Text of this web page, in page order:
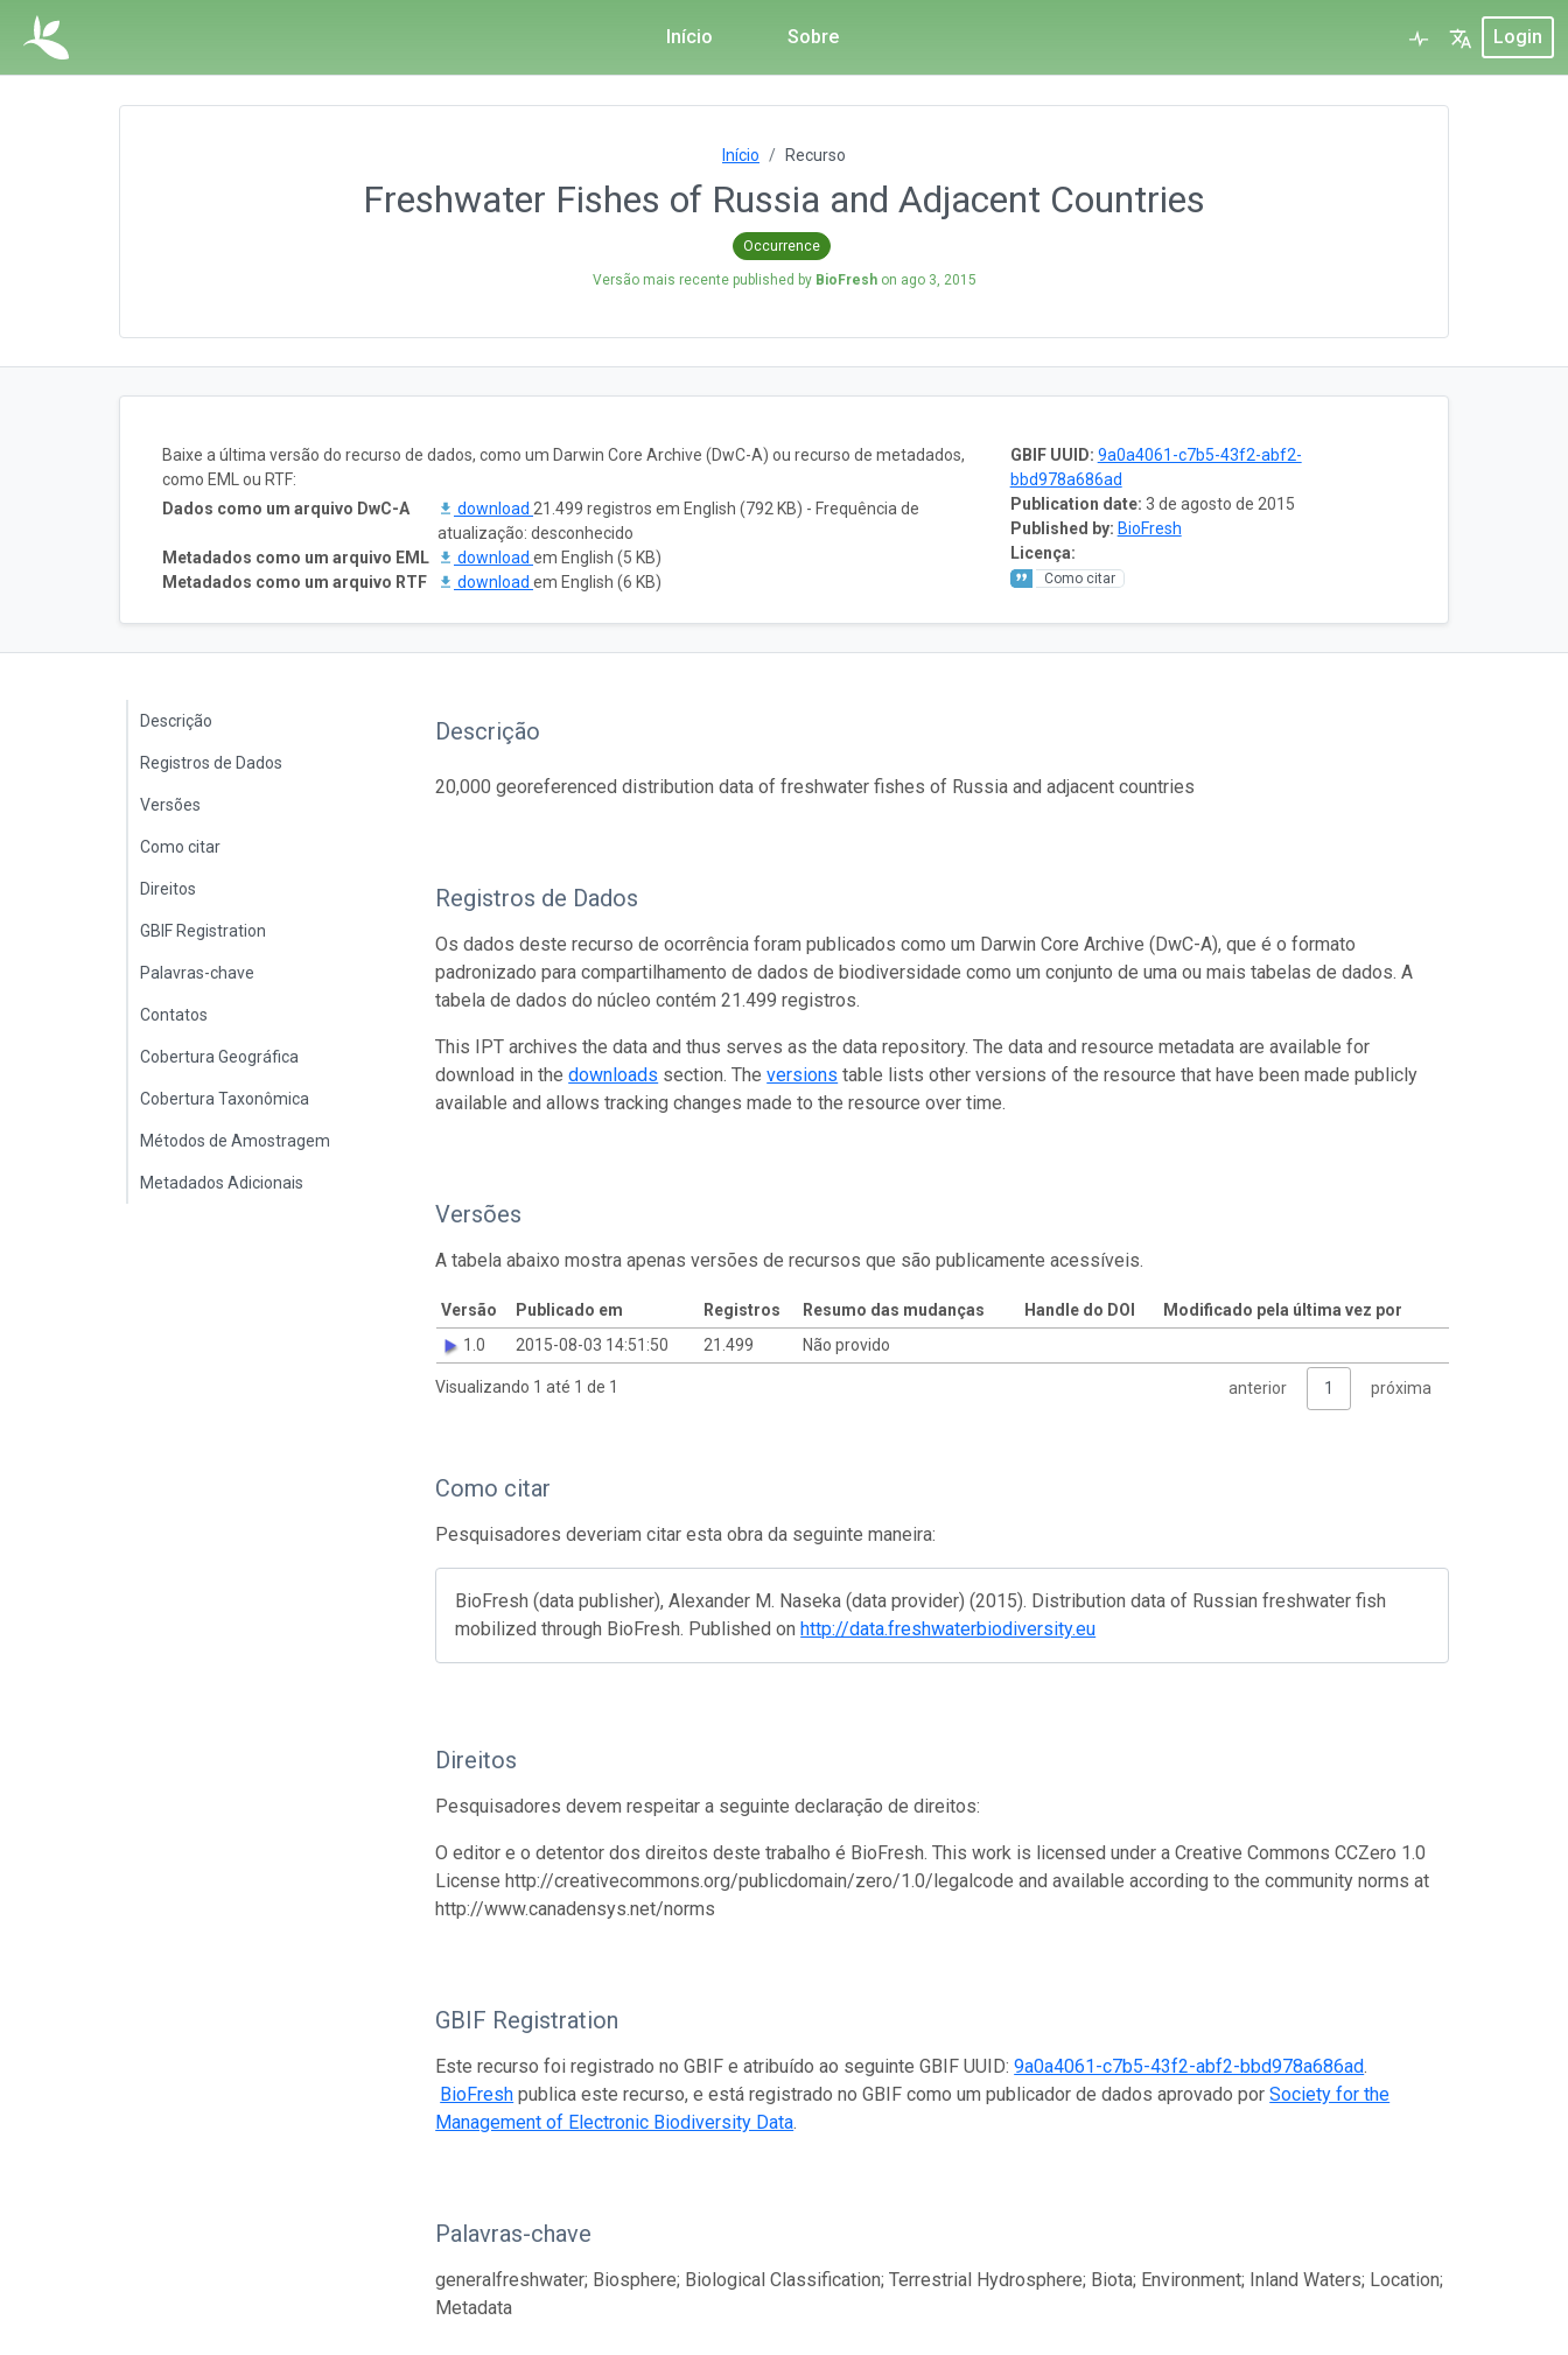
Início Sobre Login
Início Recurso
Freshwater Fishes of Russia and Adjacent Countries
Occurrence
Versão mais recente published by BioFreshon ago 3, 2015
GBIF UUID: 9a0a4061-c7b5-43f2-abf2-
bbd978a686ad
Publication date: 3 de agosto de 2015
Published by: BioFresh
Licença:
Como citar
Baixe a última versão do recurso de dados, como um Darwin Core Archive (DwC-A) ou recurso de metadados,
como EML ou RTF:
Dados como um arquivo DwC-A
download 21.499 registros em English (792 KB) - Frequência de
atualização: desconhecido
Metadados como um arquivo EML
download em English (5 KB)
Metadados como um arquivo RTF
download em English (6 KB)
Descrição
Registros de Dados
Versões
Como citar
Direitos
GBIF Registration
Palavras-chave
Contatos
Cobertura Geográfica
Cobertura Taxonômica
Métodos de Amostragem
Metadados Adicionais
Descrição
20,000 georeferenced distribution data of freshwater fishes of Russia and adjacent countries
Registros de Dados
Os dados deste recurso de ocorrência foram publicados como um Darwin Core Archive (DwC-A), que é o formato
padronizado para compartilhamento de dados de biodiversidade como um conjunto de uma ou mais tabelas de dados. A
tabela de dados do núcleo contém 21.499 registros.
This IPT archives the data and thus serves as the data repository. The data and resource metadata are available for
download in thedownloads section. Theversions table lists other versions of the resource that have been made publicly
available and allows tracking changes made to the resource over time.
Versões
A tabela abaixo mostra apenas versões de recursos que são publicamente acessíveis.
Versão Publicado em Registros Resumo das mudanças Handle do DOI
Modificado pela última vez por
1.0
2015-08-03 14:51:50 21.499 Não provido
Visualizando 1 até 1 de 1 anterior 1 próxima
Como citar
Pesquisadores deveriam citar esta obra da seguinte maneira:
BioFresh (data publisher), Alexander M. Naseka (data provider) (2015). Distribution data of Russian freshwater fish
mobilized through BioFresh. Published on http://data.freshwaterbiodiversity.eu
Direitos
Pesquisadores devem respeitar a seguinte declaração de direitos:
O editor e o detentor dos direitos deste trabalho é BioFresh. This work is licensed under a Creative Commons CCZero 1.0
License http://creativecommons.org/publicdomain/zero/1.0/legalcode and available according to the community norms at
http://www.canadensys.net/norms
GBIF Registration
Este recurso foi registrado no GBIF e atribuído ao seguinte GBIF UUID:9a0a4061-c7b5-43f2-abf2-bbd978a686ad.
BioFresh publica este recurso, e está registrado no GBIF como um publicador de dados aprovado porSociety for the
Management of Electronic Biodiversity Data.
Palavras-chave
generalfreshwater; Biosphere; Biological Classification; Terrestrial Hydrosphere; Biota; Environment; Inland Waters; Location;
Metadata